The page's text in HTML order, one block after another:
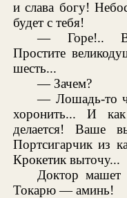
и слава богу!
будет с тебя!
— Горе!..
Простите
шесть...
— Зачем?
— Лошадь-то
хоронить... И
делается! Ваше
Портсигарчик из
Крокетик выточу...
Доктор машет
Токарю — аминь!